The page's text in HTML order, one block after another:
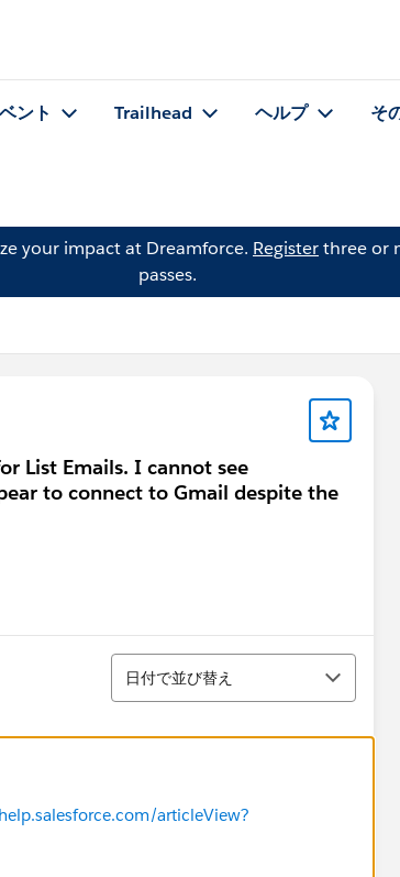
ント Trailhead ヘルプ そ
your impact at Dreamforce. Registerthree or
passes.
List Emails. I cannot see
to connect to Gmail despite the
並び替え
日付で並び替え
articleView?